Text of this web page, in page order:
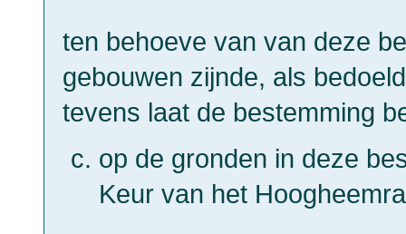
ten behoeve van van deze
gebouwen zijnde, als
tevens laat de bestemming
op de gronden in deze
Keur van het